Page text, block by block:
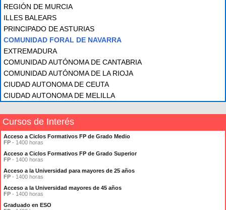
REGIÓN DE MURCIA
ILLES BALEARS
PRINCIPADO DE ASTURIAS
COMUNIDAD FORAL DE NAVARRA
EXTREMADURA
COMUNIDAD AUTÓNOMA DE CANTABRIA
COMUNIDAD AUTÓNOMA DE LA RIOJA
CIUDAD AUTONOMA DE CEUTA
CIUDAD AUTONOMA DE MELILLA
Cursos de Interés
Acceso a Ciclos Formativos FP de Grado Medio
FP - 1400 horas
Acceso a Ciclos Formativos FP de Grado Superior
FP - 1400 horas
Acceso a la Universidad para mayores de 25 años
FP - 1400 horas
Acceso a la Universidad mayores de 45 años
FP - 1400 horas
Graduado en ESO